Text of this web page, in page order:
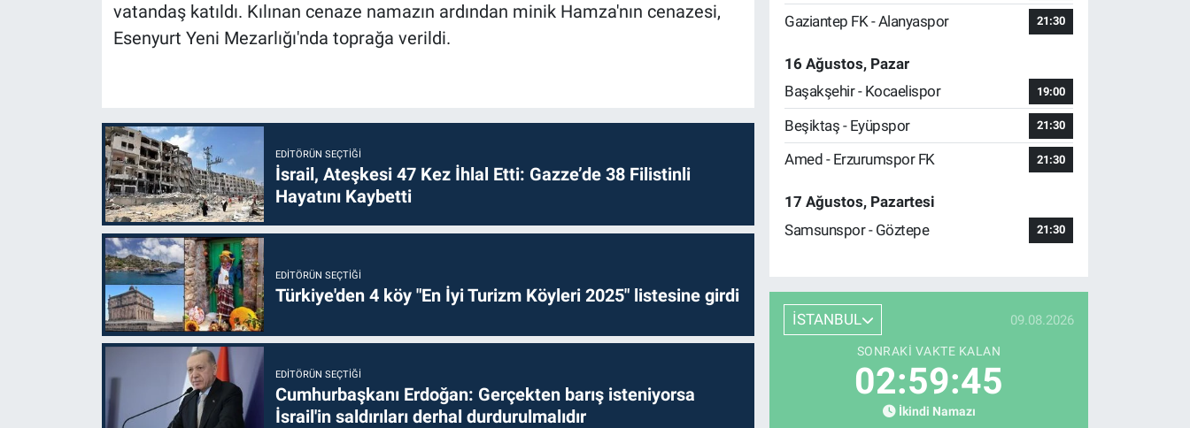
vatandaş katıldı. Kılınan cenaze namazın ardından minik Hamza'nın cenazesi,
Esenyurt Yeni Mezarlığı'nda toprağa verildi.
EDITÖRÜN SEÇTIĞI
İsrail, Ateşkesi 47 Kez İhlal Etti: Gazze’de 38 Filistinli
Hayatını Kaybetti
EDITÖRÜN SEÇTIĞI
Türkiye'den 4 köy "En İyi Turizm Köyleri 2025" listesine girdi
EDITÖRÜN SEÇTIĞI
Cumhurbaşkanı Erdoğan: Gerçekten barış isteniyorsa
İsrail'in saldırıları derhal durdurulmalıdır
Gaziantep FK - Alanyaspor 21:30
16 Ağustos, Pazar
Başakşehir - Kocaelispor
19:00
Beşiktaş - Eyüpspor 21:30
Amed - Erzurumspor FK 21:30
17 Ağustos, Pazartesi
Samsunspor - Göztepe
21:30
İSTANBUL 09.08.2026
SONRAKI VAKTE KALAN
02:59:44
İkindi Namazı